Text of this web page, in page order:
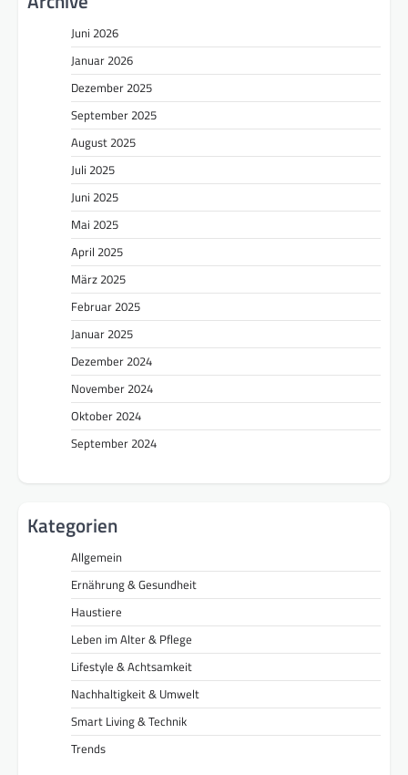
Juni 2026
Januar 2026
Dezember 2025
September 2025
August 2025
Juli 2025
Juni 2025
Mai 2025
April 2025
März 2025
Februar 2025
Januar 2025
Dezember 2024
November 2024
Oktober 2024
September 2024
Kategorien
Allgemein
Ernährung & Gesundheit
Haustiere
Leben im Alter & Pflege
Lifestyle & Achtsamkeit
Nachhaltigkeit & Umwelt
Smart Living & Technik
Trends